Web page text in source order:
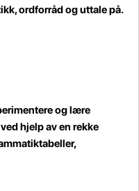
ordforråd og uttale på.
og lære
hjelp av en rekke